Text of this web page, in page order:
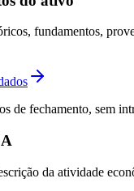
fundamentos,
de fechamento, sem
da atividade